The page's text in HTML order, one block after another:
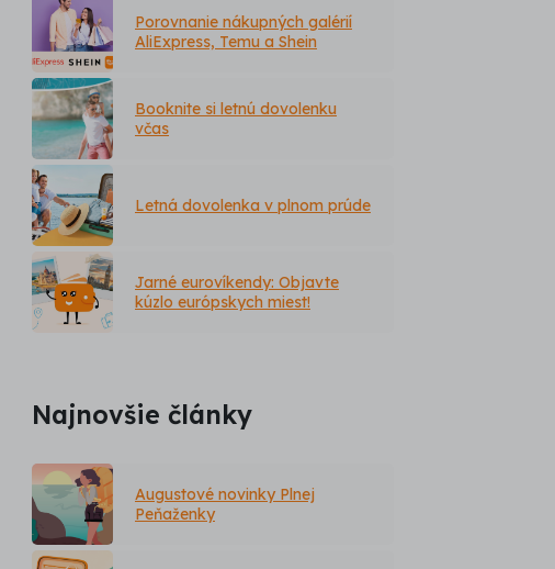
Porovnanie nákupných galérií
AliExpress, Temu a Shein
Booknite si letnú dovolenku
včas
Letná dovolenka v plnom prúde
Jarné eurovíkendy: Objavte
kúzlo európskych miest!
Najnovšie články
Augustové novinky Plnej
Peňaženky